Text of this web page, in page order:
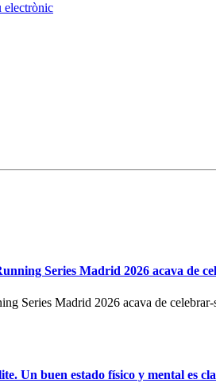
electrònic
Series Madrid 2026 acava de
Series Madrid 2026 acava de celebrar-
Un buen estado físico y mental es